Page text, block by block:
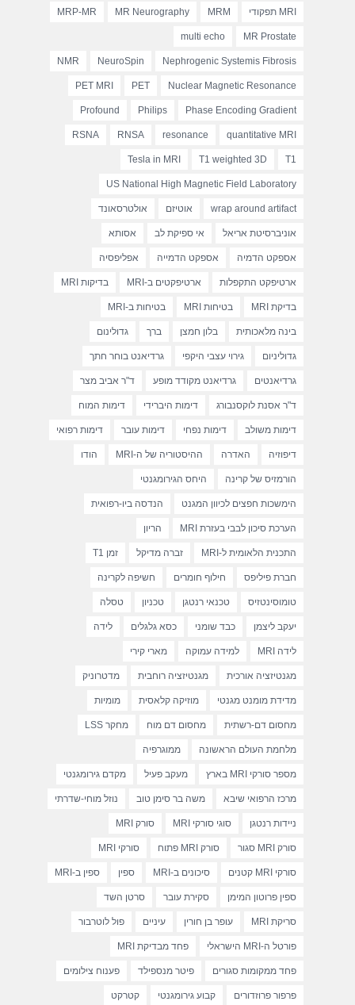
MRI תפקודי MRM
MR Neurography
MRP-MR
MR Prostate
multi echo
Nephrogenic Systemis Fibrosis
NeuroSpin
NMR
Nuclear Magnetic Resonance
PET
PET MRI
Phase Encoding Gradient
Philips
Profound
quantitative MRI
resonance
RNSA
RSNA
T1
T1 weighted 3D
Tesla in MRI
US National High Magnetic Field Laboratory
wrap around artifact אוטיזם אולטרסאונד
אוניברסיטת אריאל אי ספיקת לב אסותא
אספקט הדמיה אספקט הדמייה אפליפסיה
ארטיפקט התקפלות ארטיפקטים ב-MRI בדיקות MRI
בדיקת MRI בטיחות MRI בטיחות ב-MRI
בינה מלאכותית בלון חמצן ברך גדולינום
גדוליניום גירוי עצבי היקפי גרדיאנט בוחר חתך
גרדיאנטים גרדיאנט מקודד מופע ד"ר אביב מצר
ד"ר אסנת לוקסנבורג דימות היברידי דימות המוח
דימות משולב דימות נפחי דימות עובר דימות רפואי
דיפוזיה האדרה ההיסטוריה של ה-MRI הודו
הורמזיס של קרינה היחס הגירומגנטי
הימשכות חפצים לכיוון המגנט הנדסה ביו-רפואית
הערכת סיכון לבבי בעזרת MRI הריון
התכנית הלאומית ל-MRI זברה מדיקל זמן T1
חברת פיליפס חילוף חומרים חשיפה לקרינה
טומוסינטזיס טכנאי רנטגן טכניון טסלה
יעקב ליצמן כבד שומני כסא גלגלים לידה
לידה MRI למידה עמוקה מארי קירי
מגנטיזציה אורכית מגנטיזציה רוחבית מדטרוניק
מדידת מומנט מגנטי מוזיקה קלאסית מומיות
מחסום דם-רשתית מחסום דם מוח מחקר LSS
מלחמת העולם הראשונה ממוגרפיה
מספר סורקי MRI בארץ מעקב פעיל מקדם גירומגנטי
מרכז הרפואי שיבא משה בר סימן טוב נוזל מוחי-שדרתי
ניידות רנטגן סוגי סורקי MRI סורק MRI
סורק MRI סגור סורק MRI פתוח סורקי MRI
סורקי MRI קטנים סיכונים ב-MRI ספין ספין ב-MRI
ספין פרוטון המימן סקירת עובר סרטן השד
סריקת MRI עופר בן חורין עיניים פול לוטרבור
פורטל ה-MRI הישראלי פחד מבדיקת MRI
פחד ממקומות סגורים פיטר מנספילד פענוח צילומים
פרפור פרוזדורים קבוע גירומגנטי קטרקט